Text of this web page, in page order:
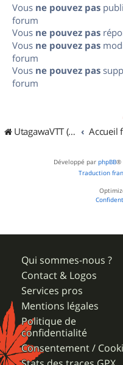
Vous ne pouvez pas
forum
Vous ne pouvez pas
Vous ne pouvez pas
forum
Vous ne pouvez pas
forum
UtagawaVTT (Randos VTT et VTTAE avec traces GPS) Accueil
Développé par phpBB®
Traduction
Qui sommes-nous ?
Contact & Logos
Services pros
Mentions légales
Politique de
confidentialité
Consentement /